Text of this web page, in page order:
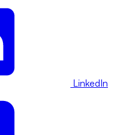
LinkedIn